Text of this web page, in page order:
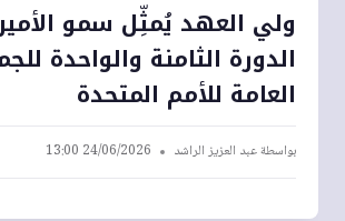
ولي العهد يُمثِّل سمو
الدورة الثامنة والواحدة
العامة للأمم المتحدة
بواسطةعبد العزيز الراشد 24/06/2026 13:00